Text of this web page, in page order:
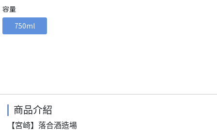
容量
750ml
商品介紹
【宮崎】落合酒造場